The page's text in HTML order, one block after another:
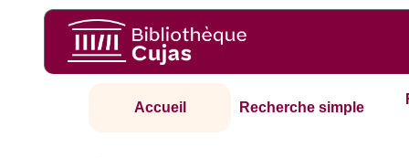
Accueil Recherche simple